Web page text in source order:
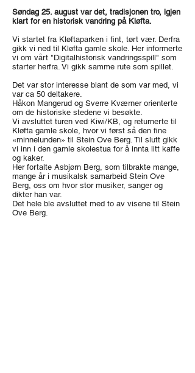
Søndag 25. august var det, tradisjonen tro, igjen
klart for en historisk vandring på Kløfta.
Vi startet fra Kløftaparken i fint, tørt vær. Derfra
gikk vi ned til Kløfta gamle skole. Her informerte
vi om vårt "Digitalhistorisk vandringsspill" som
starter herfra. Vi gikk samme rute som spillet.
Det var stor interesse blant de som var med, vi
var ca 50 deltakere.
Håkon Mangerud og Sverre Kværner orienterte
om de historiske stedene vi besøkte.
Vi avsluttet turen ved Kiwi/KB, og returnerte til
Kløfta gamle skole, hvor vi først så den fine
«minnelunden» til Stein Ove Berg. Til slutt gikk
vi inn i den gamle skolestua for å innta litt kaffe
og kaker.
Her fortalte Asbjørn Berg, som tilbrakte mange,
mange år i musikalsk samarbeid Stein Ove
Berg, oss om hvor stor musiker, sanger og
dikter han var.
Det hele ble avsluttet med to av visene til Stein
Ove Berg.